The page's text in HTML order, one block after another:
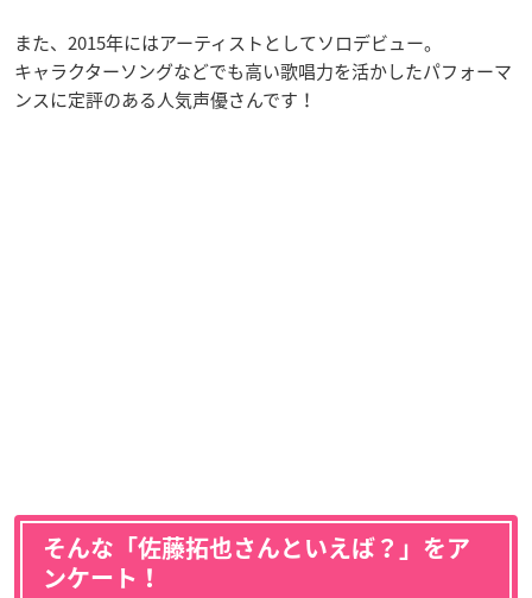
また、2015年にはアーティストとしてソロデビュー。
キャラクターソングなどでも高い歌唱力を活かしたパフォーマ
ンスに定評のある人気声優さんです！
そんな「佐藤拓也さんといえば？」をア
ンケート！